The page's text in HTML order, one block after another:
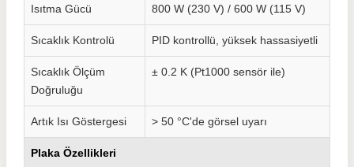
Isıtma Gücü 800 W (230 V) / 600 W (115 V)
Sıcaklık Kontrolü PID kontrollü, yüksek hassasiyetli
Sıcaklık Ölçüm
Doğruluğu
± 0.2 K (Pt1000 sensör ile)
Artık Isı Göstergesi > 50 °C'de görsel uyarı
Plaka Özellikleri